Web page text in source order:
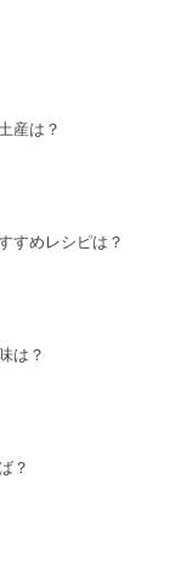
産は？
すめレシピは？
は？
？